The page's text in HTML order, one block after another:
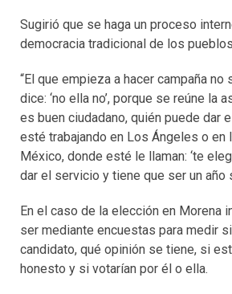
Sugirió que se haga un proceso
democracia tradicional de los
“El que empieza a hacer campaña no
dice: ‘no ella no’, porque se reúne la
es buen ciudadano, quién puede dar
esté trabajando en Los Ángeles o en
México, donde esté le llaman: ‘te
dar el servicio y tiene que ser un año
En el caso de la elección en Morena
ser mediante encuestas para medir
candidato, qué opinión se tiene, si
honesto y si votarían por él o ella.